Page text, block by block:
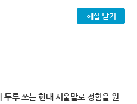
해설 닫기
두루 쓰는 현대 서울말로 정함을 원